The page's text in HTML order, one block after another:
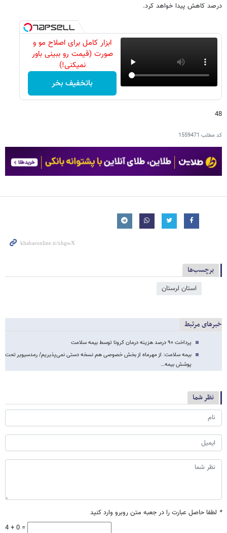
درصد کاهش پیدا خواهد کرد.
ابزار کامل برای اصلاح مو و
صورت (قیمت رو ببینی باور
نمیکنی!)
باتخفیف بخر
48
کد مطلب 1559471
برچسب‌ها
استان لرستان
خبرهای مرتبط
پرداخت ۹۰ درصد هزینه درمان کرونا توسط بیمه سلامت
بیمه سلامت: از مهرماه از بخش خصوصی هم نسخه دستی نمی‌پذیریم/ رمدسیویر تحت
پوشش بیمه…
نظر شما
* لطفا حاصل عبارت را در جعبه متن روبرو وارد کنید
4 + 0 =